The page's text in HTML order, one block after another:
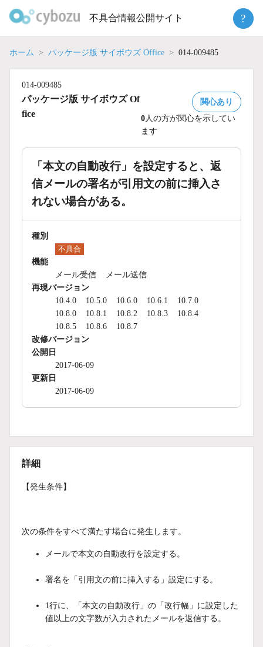
不具合情報公開サイト ?
ホーム パッケージ版 サイボウズ Office 014-009485
014-009485
パッケージ版 サイボウズ Of
fice
関心あり
0人の方が関心を示してい
ます
「本文の自動改行」を設定すると、返
信メールの署名が引用文の前に挿入さ
れない場合がある。
種別
不具合
機能
メール受信
メール送信
再現バージョン
10.4.0
10.5.0 10.6.0 10.6.1
10.7.0
10.8.0
10.8.1 10.8.2 10.8.3
10.8.4
10.8.5
10.8.6
10.8.7
改修バージョン
公開日
2017-06-09
更新日
2017-06-09
詳細
【発生条件】
次の条件をすべて満たす場合に発生します。
メールで本文の自動改行を設定する。
署名を「引用文の前に挿入する」設定にする。
1行に、「本文の自動改行」の「改行幅」に設定した
値以上の文字数が入力されたメールを返信する。